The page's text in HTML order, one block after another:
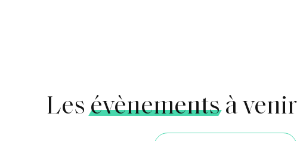
Lesévènementsà venir